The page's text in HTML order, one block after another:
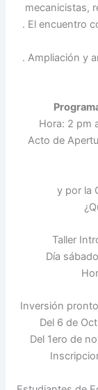
mecanicistas,
. El encuentro
. Ampliación y
Hora: 2 pm
Acto de
y por la
Taller
Día
Inversión
Del 6 de
Del 1ero de